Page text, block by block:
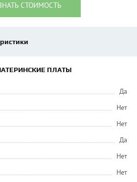
СТОИМОСТЬ
ПЛАТЫ
Да
Нет
Нет
Да
Нет
Нет